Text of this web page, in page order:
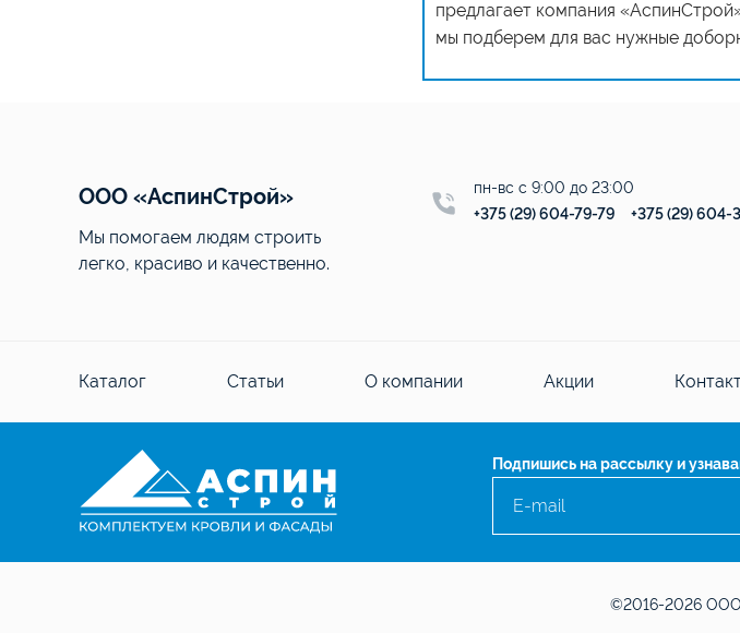
предлагает компания
мы подберем для вас нужные
ООО «АспинСтрой»
Мы помогаем людям строить
легко, красиво и качественно.
пн-вс с 9:00 до 23:00
+375 (29) 604-79-79
+375 (29) 604-
Каталог Статьи О компании Акции
Подпишись на рассылку и
©2016-2026 ООО